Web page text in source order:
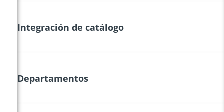
Integración de catálogo
Departamentos